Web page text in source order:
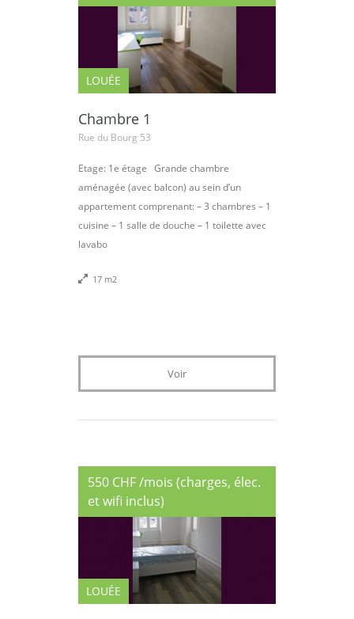
LOUÉE
Chambre 1
Rue du Bourg 53
Etage: 1e étage Grande chambre
aménagée (avec balcon) au sein d’un
appartement comprenant: – 3 chambres – 1
cuisine – 1 salle de douche – 1 toilette avec
lavabo
17 m2
Voir
LOUÉE
550 CHF /mois (charges, élec.
et wifi inclus)